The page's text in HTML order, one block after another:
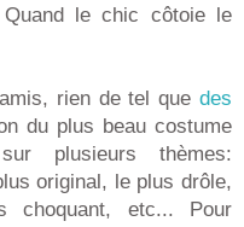
le chic côtoie le
rien de tel que des
du plus beau costume
plusieurs thèmes:
original, le plus drôle,
choquant, etc... Pour